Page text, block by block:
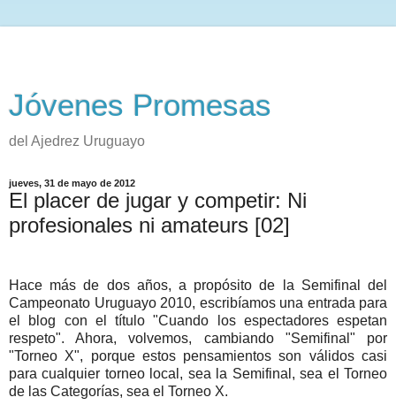
Jóvenes Promesas
del Ajedrez Uruguayo
jueves, 31 de mayo de 2012
El placer de jugar y competir: Ni
profesionales ni amateurs [02]
Hace más de dos años, a propósito de la Semifinal del
Campeonato Uruguayo 2010, escribíamos una entrada para
el blog con el título "Cuando los espectadores espetan
respeto". Ahora, volvemos, cambiando "Semifinal" por
"Torneo X", porque estos pensamientos son válidos casi
para cualquier torneo local, sea la Semifinal, sea el Torneo
de las Categorías, sea el Torneo X.